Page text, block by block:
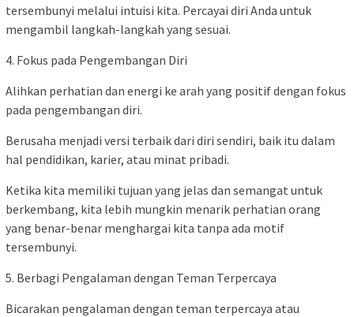
tersembunyi melalui intuisi kita. Percayai diri Anda untuk
mengambil langkah-langkah yang sesuai.
4. Fokus pada Pengembangan Diri
Alihkan perhatian dan energi ke arah yang positif dengan fokus
pada pengembangan diri.
Berusaha menjadi versi terbaik dari diri sendiri, baik itu dalam
hal pendidikan, karier, atau minat pribadi.
Ketika kita memiliki tujuan yang jelas dan semangat untuk
berkembang, kita lebih mungkin menarik perhatian orang
yang benar-benar menghargai kita tanpa ada motif
tersembunyi.
5. Berbagi Pengalaman dengan Teman Terpercaya
Bicarakan pengalaman dengan teman terpercaya atau